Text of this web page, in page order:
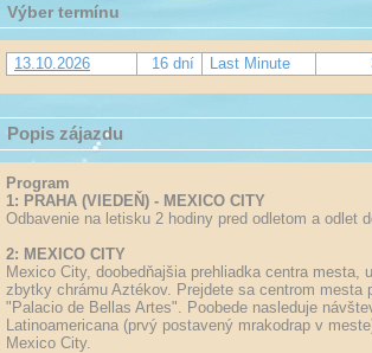
Výber termínu
13.10.2026 16 dní Last Minute
Popis zájazdu
Program
1: PRAHA (VIEDEŇ) - MEXICO CITY
Odbavenie na letisku 2 hodiny pred odletom a odlet
2: MEXICO CITY
Mexico City, doobedňajšia prehliadka centra
zbytky chrámu Aztékov. Prejdete sa centrom mesta
"Palacio de Bellas Artes". Poobede nasleduje
Latinoamericana (prvý postavený mrakodrap v
Mexico City.